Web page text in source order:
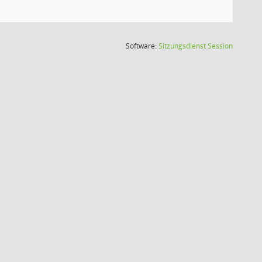
Software:SitzungsdienstSession(Wird in